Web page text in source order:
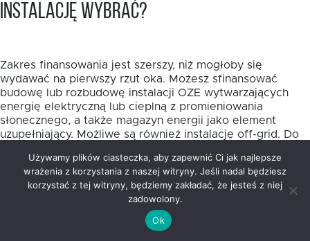
instalację wybrać?
Zakres finansowania jest szerszy, niż mogłoby się
wydawać na pierwszy rzut oka. Możesz sfinansować
budowę lub rozbudowę instalacji OZE wytwarzających
energię elektryczną lub cieplną z promieniowania
słonecznego, a także magazyn energii jako element
uzupełniający. Możliwe są również instalacje off-grid. Do
przyłączenie źródeł OZE do sieci energetycznych lub
ciepłowniczych.
Wybór samej technologii warto oprzeć nie na modzie,
lecz na realnym profilu zużycia energii. W projektach
publicznych i mieszkaniowych fotowoltaika często
Używamy plików ciasteczka, aby zapewnić Ci jak najlepsze
wrażenia z korzystania z naszej witryny. Jeśli nadal będziesz
korzystać z tej witryny, będziemy zakładać, że jesteś z niej
zadowolony.
Ok